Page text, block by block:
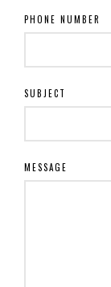
PHONE NUMBER
SUBJECT
MESSAGE